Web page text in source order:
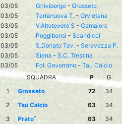
03/05
Ghiviborgo - Grosseto
03/05
Terranuova T. - Orvietana
03/05
V.Altotevere S - Camaiore
03/05
Poggibonsi - Scandicci
03/05
S.Donato Tav. - Seravezza P.
03/05
Siena - S.C. Trestina
03/05
Fol. Gavorrano - Tau Calcio
SQUADRA
P G
1
Grosseto 72 34
2
Tau Calcio 63 34
3
Prato* 63 34